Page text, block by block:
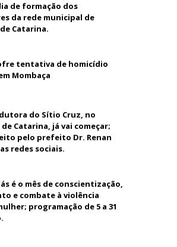
de formação dos
da rede municipal de
Catarina.
tentativa de homicídio
Mombaça
do Sítio Cruz, no
Catarina, já vai começar;
pelo prefeito Dr. Renan
redes sociais.
é o mês de conscientização,
e combate à violência
programação de 5 a 31